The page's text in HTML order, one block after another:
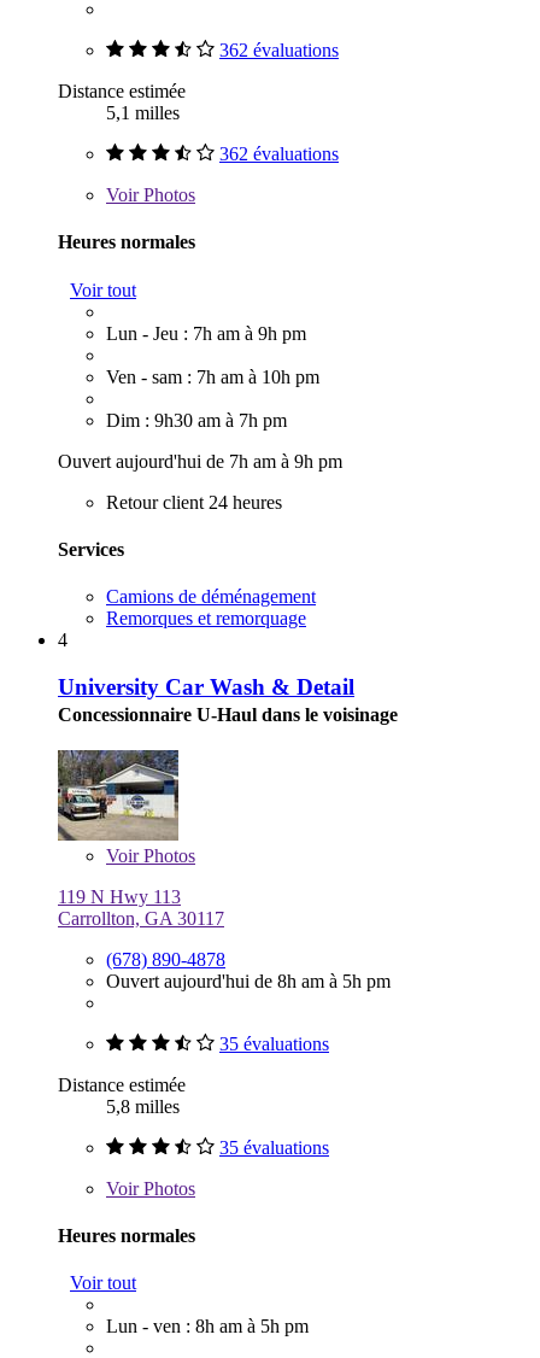
362 évaluations
Distance estimée
5,1 milles
362 évaluations
VoirPhotos
Heures normales
Voir tout
Lun - Jeu : 7h am à 9h pm
Ven - sam : 7h am à 10h pm
Dim : 9h30 am à 7h pm
Ouvert aujourd'hui de 7h am à 9h pm
Retour client 24 heures
Services
Camions de déménagement
Remorques et remorquage
4
University Car Wash & Detail
Concessionnaire U-Haul dans le voisinage
VoirPhotos
119 N Hwy 113
Carrollton, GA 30117
(678) 890-4878
Ouvert aujourd'hui de 8h am à 5h pm
35 évaluations
Distance estimée
5,8 milles
35 évaluations
VoirPhotos
Heures normales
Voir tout
Lun - ven : 8h am à 5h pm